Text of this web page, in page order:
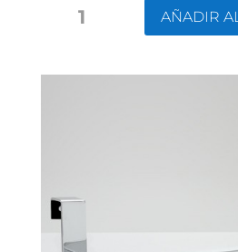
ALUMINIO/NEGROAÑADIR